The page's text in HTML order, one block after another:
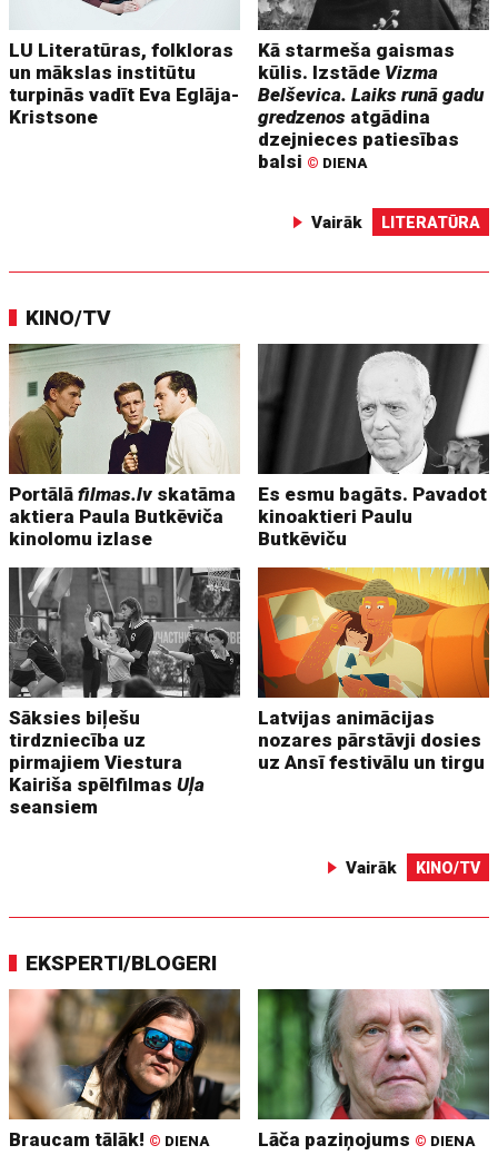
LU Literatūras, folkloras
un mākslas institūtu
turpinās vadīt Eva Eglāja-
Kristsone
Kā starmeša gaismas
kūlis. Izstāde Vizma
Belševica. Laiks runā gadu
gredzenos atgādina
dzejnieces patiesības
balsi © DIENA
Vairāk LITERATŪRA
KINO/TV
Portālāfilmas.lv skatāma
aktiera Paula Butkēviča
kinolomu izlase
Es esmu bagāts. Pavadot
kinoaktieri Paulu
Butkēviču
Sāksies biļešu
tirdzniecība uz
pirmajiem Viestura
Kairiša spēlfilmasUļa
seansiem
Latvijas animācijas
nozares pārstāvji dosies
uz Ansī festivālu un tirgu
Vairāk KINO/TV
EKSPERTI/BLOGERI
Braucam tālāk! © DIENA Lāča paziņojums © DIENA